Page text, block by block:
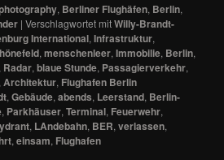
, Berliner Flughäfen, Berlin,
|Verschlagwortet mitWilly-Brandt-
International,Infrastruktur,
,menschenleer,Immobilie, Berlin,
Radar,blaue Stunde, Passagierverkehr,
Architektur, Flughafen Berlin
,Gebäude,abends, Leerstand, Berlin-
, Parkhäuser,Terminal, Feuerwehr,
, LAndebahn, BER,verlassen,
,einsam, Flughafen